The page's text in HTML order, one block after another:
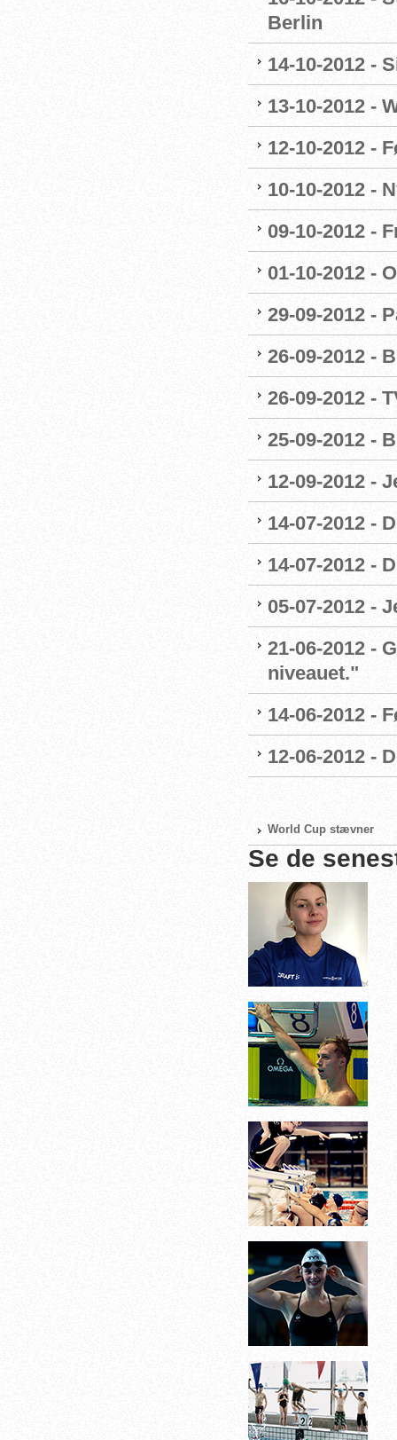
Berlin
14-10-2012 -
13-10-2012 -
12-10-2012 -
10-10-2012 -
09-10-2012 -
01-10-2012 -
29-09-2012 -
26-09-2012 -
26-09-2012 -
25-09-2012 -
12-09-2012 -
14-07-2012 -
14-07-2012 -
05-07-2012 -
21-06-2012 -
niveauet."
14-06-2012 -
12-06-2012 -
World Cup stævner
Se de